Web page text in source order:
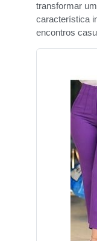
transformar
característica
encontros